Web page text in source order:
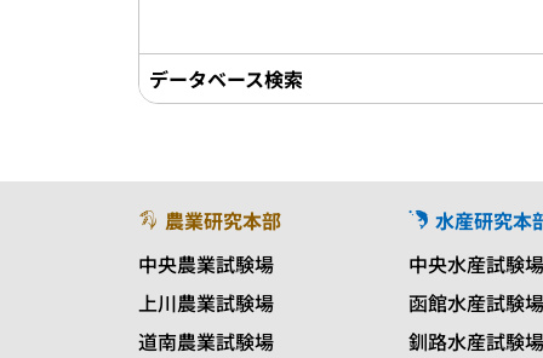
データベース検索
農業研究本部
中央農業試験場
上川農業試験場
道南農業試験場
水産研究本
中央水産試験
函館水産試験
釧路水産試験